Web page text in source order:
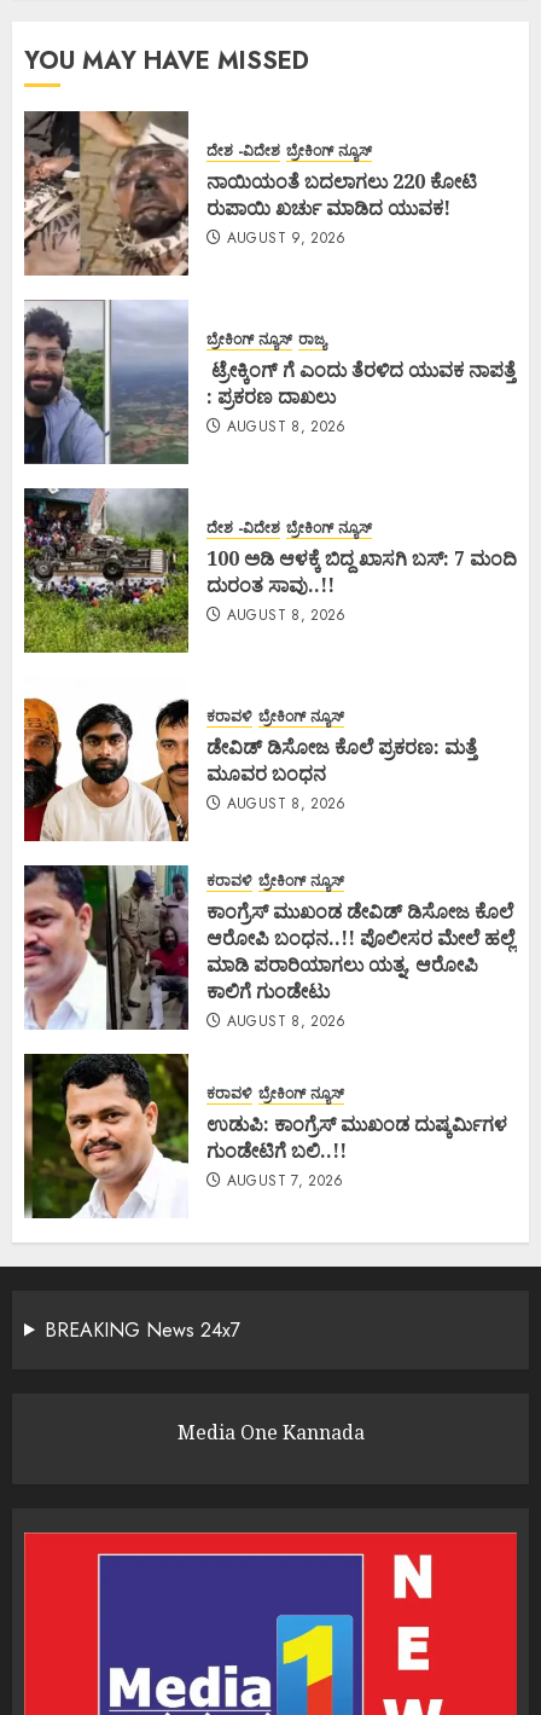
YOU MAY HAVE MISSED
ದೇಶ -ವಿದೇಶ ಬ್ರೇಕಿಂಗ್ ನ್ಯೂಸ್
ನಾಯಿಯಂತೆ ಬದಲಾಗಲು 220 ಕೋಟಿ
ರುಪಾಯಿ ಖರ್ಚು ಮಾಡಿದ ಯುವಕ!
AUGUST 9, 2026
ಬ್ರೇಕಿಂಗ್ ನ್ಯೂಸ್ ರಾಜ್ಯ
ಟ್ರೇಕ್ಕಿಂಗ್ ಗೆ ಎಂದು ತೆರಳಿದ ಯುವಕ ನಾಪತ್ತೆ
: ಪ್ರಕರಣ ದಾಖಲು
AUGUST 8, 2026
ದೇಶ -ವಿದೇಶ ಬ್ರೇಕಿಂಗ್ ನ್ಯೂಸ್
100 ಅಡಿ ಆಳಕ್ಕೆ ಬಿದ್ದ ಖಾಸಗಿ ಬಸ್: 7 ಮಂದಿ
ದುರಂತ ಸಾವು..!!
AUGUST 8, 2026
ಕರಾವಳಿ ಬ್ರೇಕಿಂಗ್ ನ್ಯೂಸ್
ಡೇವಿಡ್ ಡಿಸೋಜ ಕೊಲೆ ಪ್ರಕರಣ: ಮತ್ತೆ
ಮೂವರ ಬಂಧನ
AUGUST 8, 2026
ಕರಾವಳಿ ಬ್ರೇಕಿಂಗ್ ನ್ಯೂಸ್
ಕಾಂಗ್ರೆಸ್ ಮುಖಂಡ ಡೇವಿಡ್ ಡಿಸೋಜ ಕೊಲೆ
ಆರೋಪಿ ಬಂಧನ..!! ಪೊಲೀಸರ ಮೇಲೆ ಹಲ್ಲೆ
ಮಾಡಿ ಪರಾರಿಯಾಗಲು ಯತ್ನ, ಆರೋಪಿ
ಕಾಲಿಗೆ ಗುಂಡೇಟು
AUGUST 8, 2026
ಕರಾವಳಿ ಬ್ರೇಕಿಂಗ್ ನ್ಯೂಸ್
ಉಡುಪಿ: ಕಾಂಗ್ರೆಸ್ ಮುಖಂಡ ದುಷ್ಕರ್ಮಿಗಳ
ಗುಂಡೇಟಿಗೆ ಬಲಿ..!!
AUGUST 7, 2026
BREAKING News 24x7
Media One Kannada